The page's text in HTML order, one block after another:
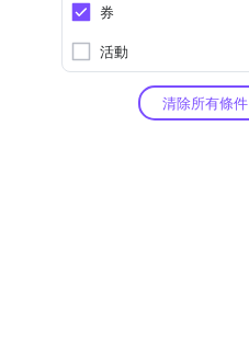
券
活動
清除所有條件